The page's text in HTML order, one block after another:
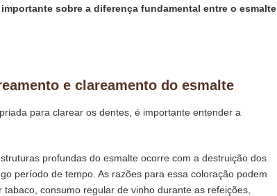
sobre a diferença fundamental entre o esmalte
e clareamento do esmalte
para clarear os dentes, é importante entender a
profundas do esmalte ocorre com a destruição dos
período de tempo. As razões para essa coloração podem
consumo regular de vinho durante as refeições,